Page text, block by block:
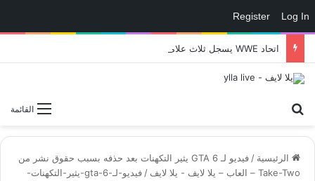
Log In
Register
القائمة
الرئيسية /
فيديو لـ GTA 6 يثير التكهنات بعد حذفه بسبب حقوق نشر من
Take-Two – العاب – يلا لايف - يلا لايف
/
فيديو-لـ-gta-6-يثير-التكهنات-